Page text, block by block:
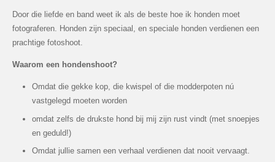
Door die liefde en band weet ik als de beste hoe ik honden moet
fotograferen. Honden zijn speciaal, en speciale honden verdienen een
prachtige fotoshoot.
Waarom een hondenshoot?
Omdat die gekke kop, die kwispel of die modderpoten nú
vastgelegd moeten worden
omdat zelfs de drukste hond bij mij zijn rust vindt (met snoepjes
en geduld!)
Omdat jullie samen een verhaal verdienen dat nooit vervaagt.